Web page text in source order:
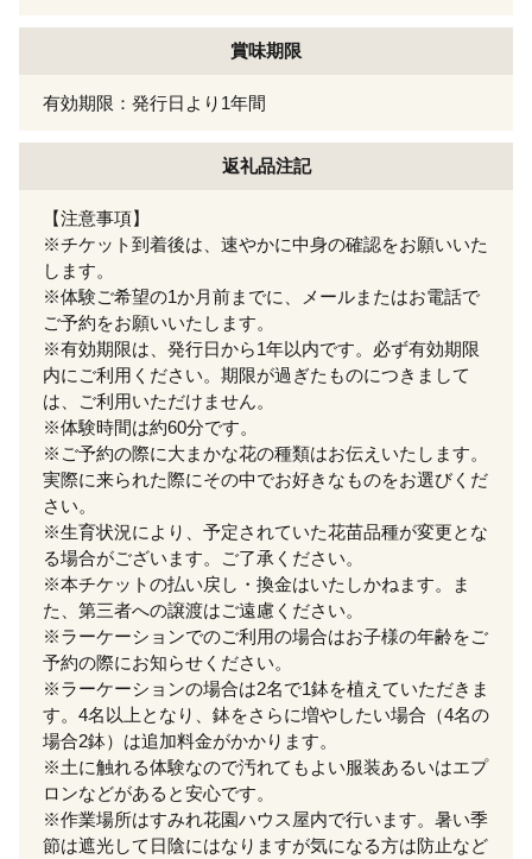
賞味期限
有効期限：発行日より1年間
返礼品注記
【注意事項】
※チケット到着後は、速やかに中身の確認をお願いいた
します。
※体験ご希望の1か月前までに、メールまたはお電話で
ご予約をお願いいたします。
※有効期限は、発行日から1年以内です。必ず有効期限
内にご利用ください。期限が過ぎたものにつきまして
は、ご利用いただけません。
※体験時間は約60分です。
※ご予約の際に大まかな花の種類はお伝えいたします。
実際に来られた際にその中でお好きなものをお選びくだ
さい。
※生育状況により、予定されていた花苗品種が変更とな
る場合がございます。ご了承ください。
※本チケットの払い戻し・換金はいたしかねます。ま
た、第三者への譲渡はご遠慮ください。
※ラーケーションでのご利用の場合はお子様の年齢をご
予約の際にお知らせください。
※ラーケーションの場合は2名で1鉢を植えていただきま
す。4名以上となり、鉢をさらに増やしたい場合（4名の
場合2鉢）は追加料金がかかります。
※土に触れる体験なので汚れてもよい服装あるいはエプ
ロンなどがあると安心です。
※作業場所はすみれ花園ハウス屋内で行います。暑い季
節は遮光して日陰にはなりますが気になる方は防止など